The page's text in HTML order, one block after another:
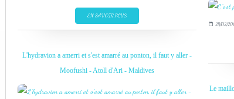
EN SAVOIR PLUS
28/02/
L'hydravion a amerri et s'est amarré au ponton, il faut y aller -
Moofushi - Atoll d'Ari - Maldives
Le